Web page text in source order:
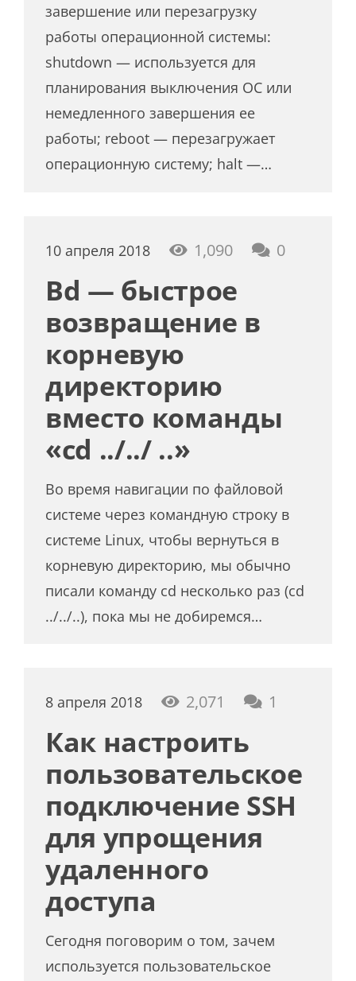
завершение или перезагрузку
работы операционной системы:
shutdown — используется для
планирования выключения ОС или
немедленного завершения ее
работы; reboot — перезагружает
операционную систему; halt —…
10 апреля 2018 1,090 0
Bd — быстрое
возвращение в
корневую
директорию
вместо команды
«cd ../../ ..»
Во время навигации по файловой
системе через командную строку в
системе Linux, чтобы вернуться в
корневую директорию, мы обычно
писали команду cd несколько раз (cd
../../..), пока мы не добиремся…
8 апреля 2018 2,071 1
Как настроить
пользовательское
подключение SSH
для упрощения
удаленного
доступа
Сегодня поговорим о том, зачем
используется пользовательское